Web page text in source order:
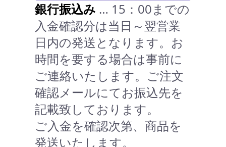
銀行振込み … 15：00までの
入金確認分は当日～翌営業
日内の発送となります。お
時間を要する場合は事前に
ご連絡いたします。ご注文
確認メールにてお振込先を
記載致しております。
ご入金を確認次第、商品を
発送いたします。